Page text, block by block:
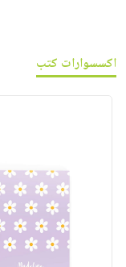
اكسسوارات كتب